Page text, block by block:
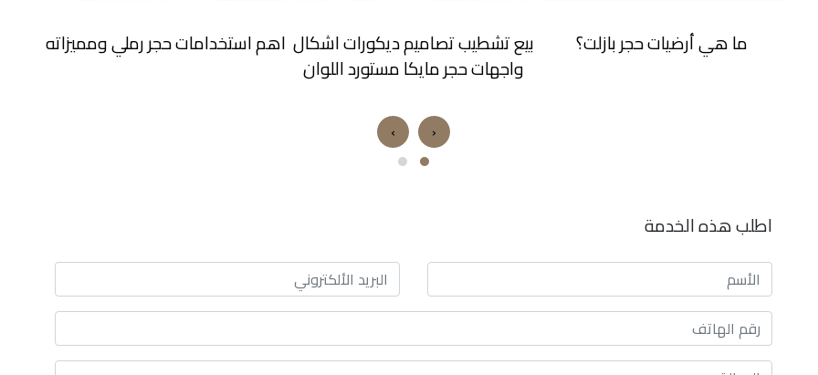
بيع تشطيب تصاميم ديكورات اشكال
واجهات حجر مايكا مستورد اللوان
اهم استخدامات حجر رملي ومميزاته استخدامات الحجر الحراري في مصر
‹
›
اطلب هذه الخدمة